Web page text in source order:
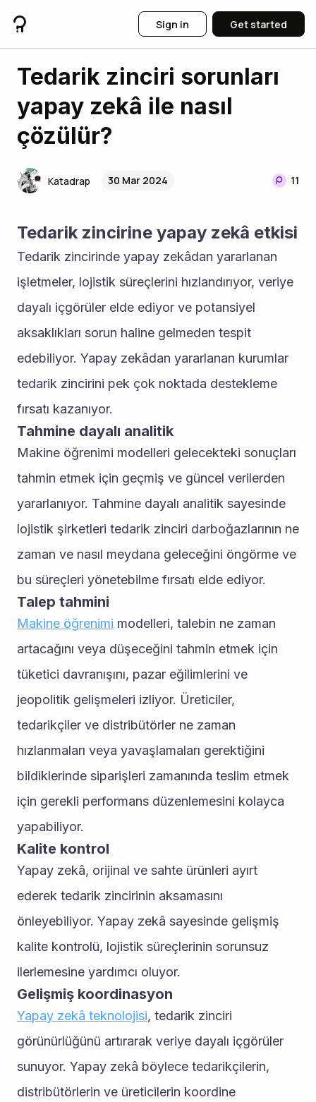
Sign in Get started
Tedarik zinciri sorunları
yapay zekâ ile nasıl
çözülür?
Katadrap 30 Mar 2024 11
Tedarik zincirine yapay zekâ etkisi
Tedarik zincirinde yapay zekâdan yararlanan
işletmeler, lojistik süreçlerini hızlandırıyor, veriye
dayalı içgörüler elde ediyor ve potansiyel
aksaklıkları sorun haline gelmeden tespit
edebiliyor. Yapay zekâdan yararlanan kurumlar
tedarik zincirini pek çok noktada destekleme
fırsatı kazanıyor.
Tahmine dayalı analitik
Makine öğrenimi modelleri gelecekteki sonuçları
tahmin etmek için geçmiş ve güncel verilerden
yararlanıyor. Tahmine dayalı analitik sayesinde
lojistik şirketleri tedarik zinciri darboğazlarının ne
zaman ve nasıl meydana geleceğini öngörme ve
bu süreçleri yönetebilme fırsatı elde ediyor.
Talep tahmini
Makine öğrenimi modelleri, talebin ne zaman
artacağını veya düşeceğini tahmin etmek için
tüketici davranışını, pazar eğilimlerini ve
jeopolitik gelişmeleri izliyor. Üreticiler,
tedarikçiler ve distribütörler ne zaman
hızlanmaları veya yavaşlamaları gerektiğini
bildiklerinde siparişleri zamanında teslim etmek
için gerekli performans düzenlemesini kolayca
yapabiliyor.
Kalite kontrol
Yapay zekâ, orijinal ve sahte ürünleri ayırt
ederek tedarik zincirinin aksamasını
önleyebiliyor. Yapay zekâ sayesinde gelişmiş
kalite kontrolü, lojistik süreçlerinin sorunsuz
ilerlemesine yardımcı oluyor.
Gelişmiş koordinasyon
Yapay zekâ teknolojisi, tedarik zinciri
görünürlüğünü artırarak veriye dayalı içgörüler
sunuyor. Yapay zekâ böylece tedarikçilerin,
distribütörlerin ve üreticilerin koordine